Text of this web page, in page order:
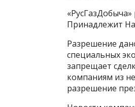
Принадлежит
Разрешение
специальных
запрещает
компаниям из
разрешение